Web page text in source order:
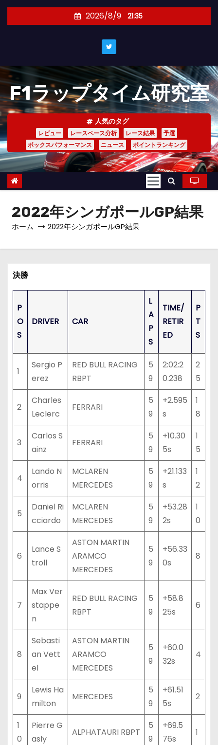
キ
ッ
プ
2026/8/9 21:35
F1ラップタイム研究室
人気のタグ
レビュー レースペース分析 レース結果
予選
ボックスパフォーマンス
ニュース ポイントランキング
2022年シンガポールGP結果
ホーム 2022年シンガポールGP結果
決勝
P
O
S
DRIVER CAR
L
A
P
S
TIME/
RETIR
ED
P
T
S
1
Sergio P
erez
RED BULL RACING
RBPT
5
9
2:02:2
0.238
2
5
2
Charles
Leclerc
FERRARI
5
9
+2.595
s
1
8
3
Carlos S
ainz
FERRARI
5
9
+10.30
5s
1
5
4
Lando N
orris
MCLAREN
MERCEDES
5
9
+21.133
s
1
2
5
Daniel Ri
cciardo
MCLAREN
MERCEDES
5
9
+53.28
2s
1
0
6
Lance S
troll
ASTON MARTIN
ARAMCO
MERCEDES
5
9
+56.33
0s
8
7
Max Ver
stappe
n
RED BULL RACING
RBPT
5
9
+58.8
25s
6
8
Sebasti
an Vett
el
ASTON MARTIN
ARAMCO
MERCEDES
5
9
+60.0
32s
4
9
Lewis Ha
milton
MERCEDES
5
9
+61.51
5s
2
1
0
Pierre G
asly
ALPHATAURI RBPT
5
9
+69.5
76s
1